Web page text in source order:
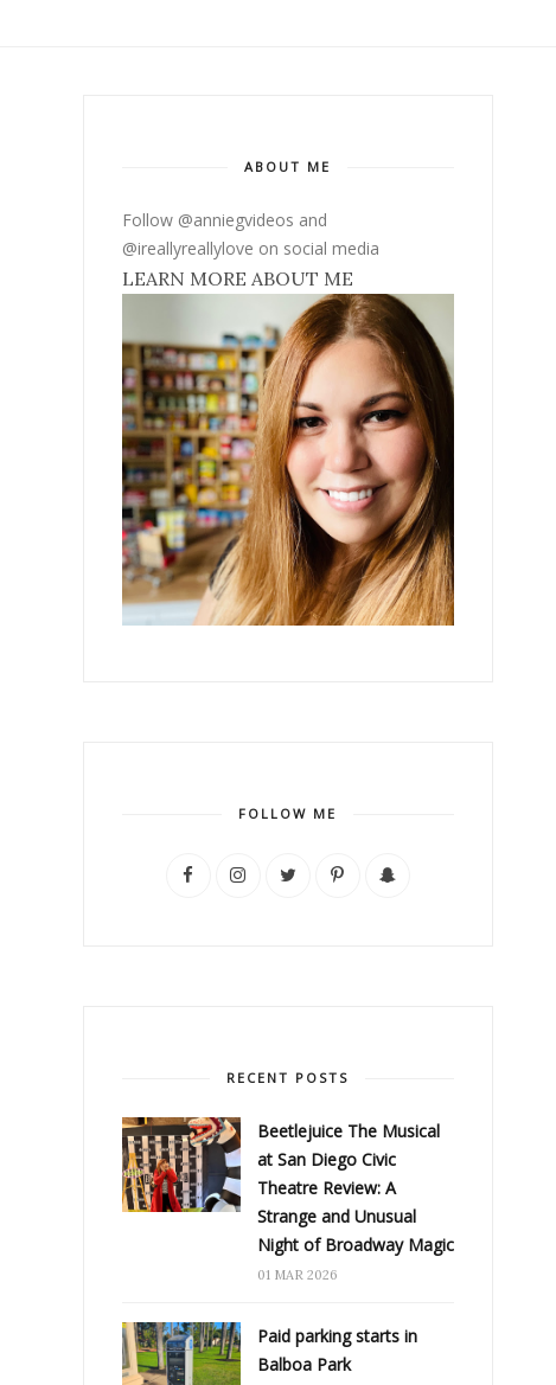
ABOUT ME
Follow @anniegvideos and
@ireallyreallylove on social media
LEARN MORE ABOUT ME
FOLLOW ME
RECENT POSTS
Beetlejuice The Musical
at San Diego Civic
Theatre Review: A
Strange and Unusual
Night of Broadway Magic
01 MAR 2026
Paid parking starts in
Balboa Park